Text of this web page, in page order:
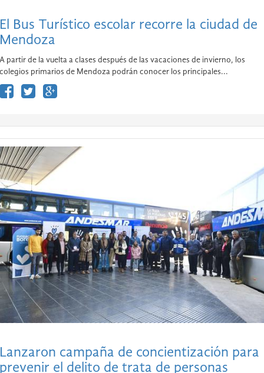
El Bus Turístico escolar recorre la ciudad de
Mendoza
A partir de la vuelta a clases después de las vacaciones de invierno, los
colegios primarios de Mendoza podrán conocer los principales...
Lanzaron campaña de concientización para
prevenir el delito de trata de personas